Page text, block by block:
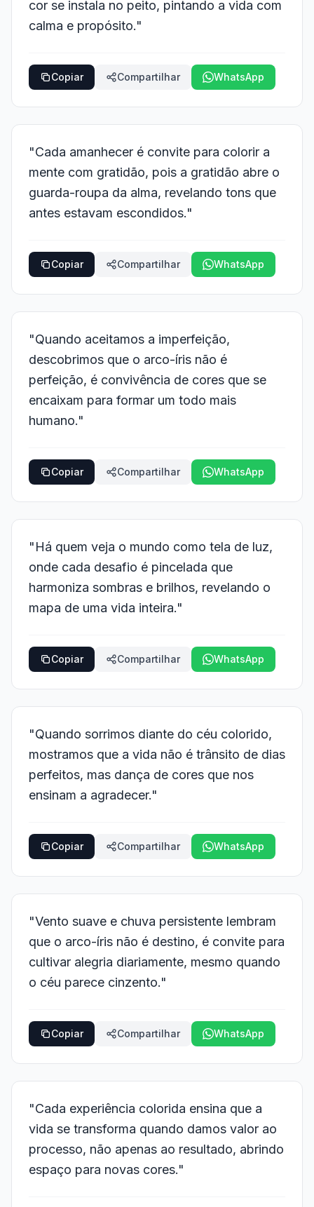
cor se instala no peito, pintando a vida com
calma e propósito."
Copiar Compartilhar WhatsApp
"Cada amanhecer é convite para colorir a
mente com gratidão, pois a gratidão abre o
guarda-roupa da alma, revelando tons que
antes estavam escondidos."
Copiar Compartilhar WhatsApp
"Quando aceitamos a imperfeição,
descobrimos que o arco-íris não é
perfeição, é convivência de cores que se
encaixam para formar um todo mais
humano."
Copiar Compartilhar WhatsApp
"Há quem veja o mundo como tela de luz,
onde cada desafio é pincelada que
harmoniza sombras e brilhos, revelando o
mapa de uma vida inteira."
Copiar Compartilhar WhatsApp
"Quando sorrimos diante do céu colorido,
mostramos que a vida não é trânsito de dias
perfeitos, mas dança de cores que nos
ensinam a agradecer."
Copiar Compartilhar WhatsApp
"Vento suave e chuva persistente lembram
que o arco-íris não é destino, é convite para
cultivar alegria diariamente, mesmo quando
o céu parece cinzento."
Copiar Compartilhar WhatsApp
"Cada experiência colorida ensina que a
vida se transforma quando damos valor ao
processo, não apenas ao resultado, abrindo
espaço para novas cores."